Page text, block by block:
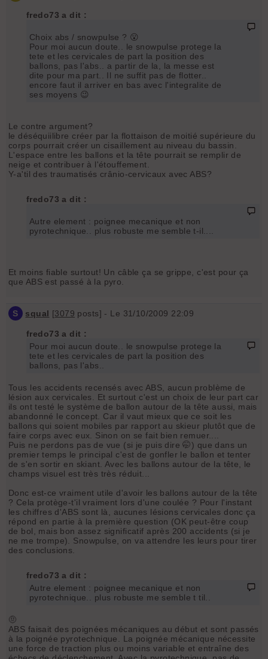
fredo73 a dit :
Choix abs / snowpulse ? 😮
Pour moi aucun doute.. le snowpulse protege la
tete et les cervicales de part la position des
ballons, pas l'abs.. a partir de la, la messe est
dite pour ma part.. Il ne suffit pas de flotter..
encore faut il arriver en bas avec l'integralite de
ses moyens 😉
Le contre argument?
le déséquiilibre créer par la flottaison de moitié supérieure du
corps pourrait créer un cisaillement au niveau du bassin.
L'espace entre les ballons et la tête pourrait se remplir de
neige et contribuer à l'étouffement.
Y-a'til des traumatisés crânio-cervicaux avec ABS?
fredo73 a dit :
Autre element : poignee mecanique et non
pyrotechnique.. plus robuste me semble t-il....
Et moins fiable surtout! Un câble ça se grippe, c'est pour ça
que ABS est passé à la pyro.
S squal [3079 posts] - Le 31/10/2009 22:09
fredo73 a dit :
Pour moi aucun doute.. le snowpulse protege la
tete et les cervicales de part la position des
ballons, pas l'abs..
Tous les accidents recensés avec ABS, aucun problème de
lésion aux cervicales. Et surtout c'est un choix de leur part car
ils ont testé le système de ballon autour de la tête aussi, mais
abandonné le concept. Car il vaut mieux que ce soit les
ballons qui soient mobiles par rapport au skieur plutôt que de
faire corps avec eux. Sinon on se fait bien remuer....
Puis ne perdons pas de vue (si je puis dire 🤭) que dans un
premier temps le principal c'est de gonfler le ballon et tenter
de s'en sortir en skiant. Avec les ballons autour de la tête, le
champs visuel est très très réduit...
Donc est-ce vraiment utile d'avoir les ballons autour de la tête
? Cela protège-t'il vraiment lors d'une coulée ? Pour l'instant
les chiffres d'ABS sont là, aucunes lésions cervicales donc ça
répond en partie à la première question (OK peut-être coup
de bol, mais bon assez significatif après 200 accidents (si je
ne me trompe). Snowpulse, on va attendre les leurs pour tirer
des conclusions.
fredo73 a dit :
Autre element : poignee mecanique et non
pyrotechnique.. plus robuste me semble t til..
🤨
ABS faisait des poignées mécaniques au début et sont passés
à la poignée pyrotechnique. La poignée mécanique nécessite
une force de traction plus ou moins variable et entraîne des